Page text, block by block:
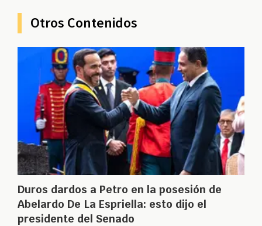
Otros Contenidos
Duros dardos a Petro en la posesión de
Abelardo De La Espriella: esto dijo el
presidente del Senado